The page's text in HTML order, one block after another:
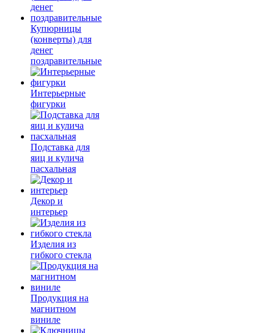
Купюрницы
(конверты) для
денег
поздравительные
Интерьерные
фигурки
Подставка для
яиц и кулича
пасхальная
Декор и
интерьер
Изделия из
гибкого стекла
Продукция на
магнитном
виниле